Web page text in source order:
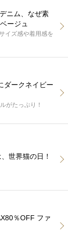
ニム、なぜ素
ージュ
イズ感や着用感を
ダークネイビー
がたっぷり！
世界猫の日！
％OFF ファ